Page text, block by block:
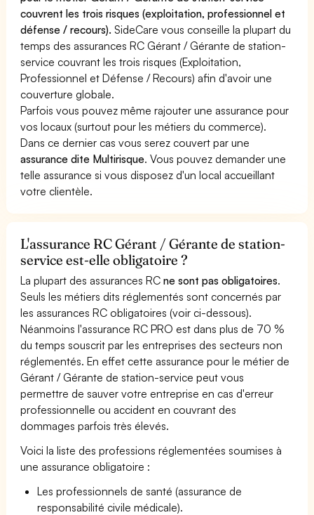
couvrent les trois risques (exploitation, professionnel et
défense / recours). SideCare vous conseille la plupart du
temps des assurances RC Gérant / Gérante de station-
service couvrant les trois risques (Exploitation,
Professionnel et Défense / Recours) afin d'avoir une
couverture globale.
Parfois vous pouvez même rajouter une assurance pour
vos locaux (surtout pour les métiers du commerce).
Dans ce dernier cas vous serez couvert par une
assurance dite Multirisque. Vous pouvez demander une
telle assurance si vous disposez d'un local accueillant
votre clientèle.
L'assurance RC Gérant / Gérante de station-
service est-elle obligatoire ?
La plupart des assurances RCne sont pas obligatoires.
Seuls les métiers dits réglementés sont concernés par
les assurances RC obligatoires (voir ci-dessous).
Néanmoins l'assurance RC PRO est dans plus de 70 %
du temps souscrit par les entreprises des secteurs non
réglementés. En effet cette assurance pour le métier de
Gérant / Gérante de station-service peut vous
permettre de sauver votre entreprise en cas d'erreur
professionnelle ou accident en couvrant des
dommages parfois très élevés.
Voici la liste des professions réglementées soumises à
une assurance obligatoire :
Les professionnels de santé (assurance de
responsabilité civile médicale).